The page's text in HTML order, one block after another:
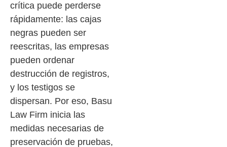
crítica puede perderse
rápidamente: las cajas
negras pueden ser
reescritas, las empresas
pueden ordenar
destrucción de registros,
y los testigos se
dispersan. Por eso, Basu
Law Firm inicia las
medidas necesarias de
preservación de pruebas,